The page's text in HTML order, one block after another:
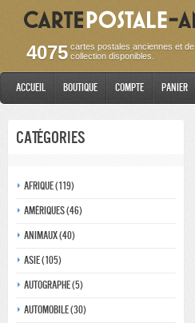
4075 cartes postales anciennes et de
collection disponibles.
Accueil Boutique Compte Panier
Catégories
Afrique (119)
Amériques (46)
Animaux (40)
Asie (105)
Autographe (5)
Automobile (30)